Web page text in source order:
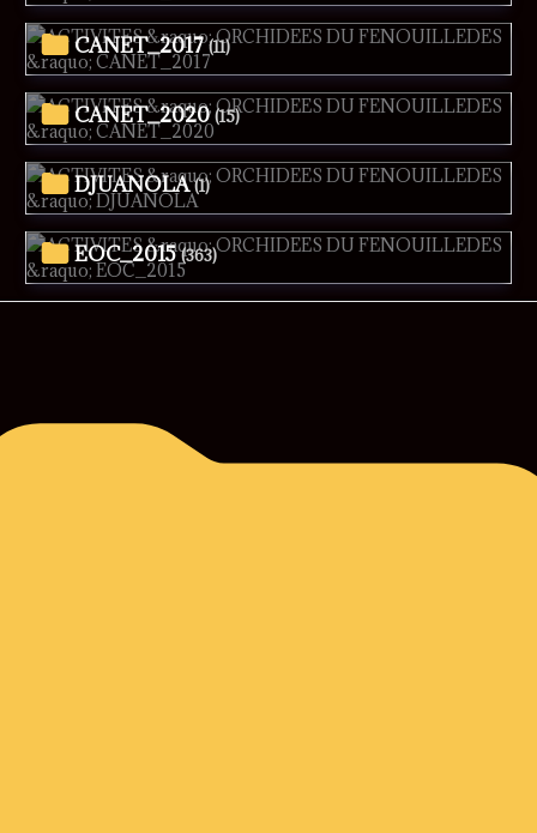
CANET_2017 (11)
CANET_2020 (15)
DJUANOLA (1)
EOC_2015 (363)